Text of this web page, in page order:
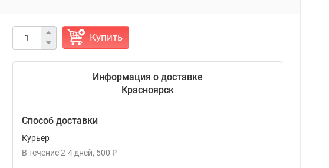
Купить
Информация о доставке
Красноярск
Способ доставки
Курьер
В течение2-4 дней 500 ₽